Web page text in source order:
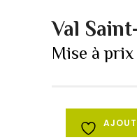
Val
Mise à